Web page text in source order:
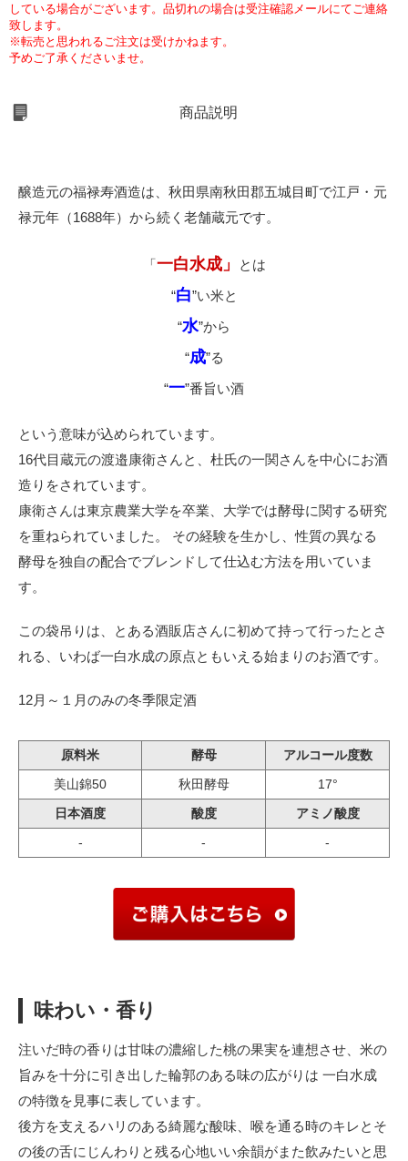
している場合がございます。品切れの場合は受注確認メールにてご連絡
致します。
※転売と思われるご注文は受けかねます。
予めご了承くださいませ。
商品説明
醸造元の福禄寿酒造は、秋田県南秋田郡五城目町で江戸・元
禄元年（1688年）から続く老舗蔵元です。
「一白水成」
とは
“白”い米と
“水”から
“成”る
“一”番旨い酒
という意味が込められています。
16代目蔵元の渡邉康衛さんと、杜氏の一関さんを中心にお酒
造りをされています。
康衛さんは東京農業大学を卒業、大学では酵母に関する研究
を重ねられていました。 その経験を生かし、性質の異なる
酵母を独自の配合でブレンドして仕込む方法を用いていま
す。
この袋吊りは、とある酒販店さんに初めて持って行ったとさ
れる、いわば一白水成の原点ともいえる始まりのお酒です。
12月～１月のみの冬季限定酒
原料米 酵母
アルコール度数
美山錦50
秋田酵母
17°
日本酒度
酸度
アミノ酸度
-
- -
味わい・香り
注いだ時の香りは甘味の濃縮した桃の果実を連想させ、米の
旨みを十分に引き出した輪郭のある味の広がりは 一白水成
の特徴を見事に表しています。
後方を支えるハリのある綺麗な酸味、喉を通る時のキレとそ
の後の舌にじんわりと残る心地いい余韻がまた飲みたいと思